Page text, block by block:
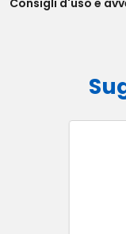
Consigli d'uso e